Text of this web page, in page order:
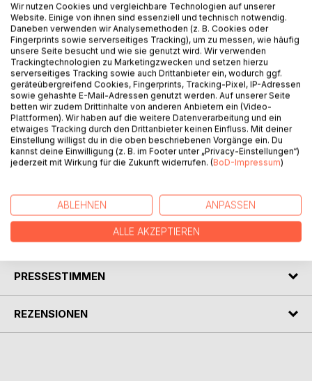
Ein dystopischer Gesellschaftsroman im Spannungsfeld
einer innovativen Verjüngungsmedizin und einem
manipulativen Staat, der mit Einführung der sogenannten
Ablebensprämie dem demografischen Wandel
entgegenzuwirken versucht.
Frau Edith Müller-Heinrich, Kanzlerin und Befürworterin der
sogenannten Ablebensprämie, gerät in einen inneren
Konflikt, als sie sich, überzeugt von einer guten Freundin, in
die Hände von Professor David Kerr begibt. Dieser
gründete eine Verjüngungsklinik, getarnt als Beautyfarm
"Terra Iduna", für betuchte Klientel. Bleibt ihr Besuch beim
Glaubwürdigkeit ein?
AUTOR/IN
PRESSESTIMMEN
REZENSIONEN
Wir nutzen Cookies und vergleichbare Technologien auf unserer
Website. Einige von ihnen sind essenziell und technisch notwendig.
Daneben verwenden wir Analysemethoden (z. B. Cookies oder
Fingerprints sowie serverseitiges Tracking), um zu messen, wie häufig
unsere Seite besucht und wie sie genutzt wird. Wir verwenden
Trackingtechnologien zu Marketingzwecken und setzen hierzu
serverseitiges Tracking sowie auch Drittanbieter ein, wodurch ggf.
geräteübergreifend Cookies, Fingerprints, Tracking-Pixel, IP-Adressen
sowie gehashte E-Mail-Adressen genutzt werden. Auf unserer Seite
betten wir zudem Drittinhalte von anderen Anbietern ein (Video-
Plattformen). Wir haben auf die weitere Datenverarbeitung und ein
etwaiges Tracking durch den Drittanbieter keinen Einfluss. Mit deiner
Einstellung willigst du in die oben beschriebenen Vorgänge ein. Du
kannst deine Einwilligung (z. B. im Footer unter „Privacy-Einstellungen“)
jederzeit mit Wirkung für die Zukunft widerrufen. (BoD-Impressum)
ABLEHNEN ANPASSEN
ALLE AKZEPTIEREN